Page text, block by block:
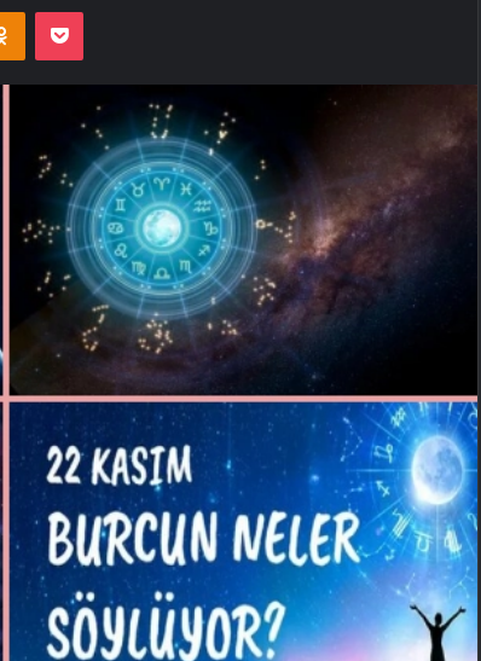
Odnoklassniki
Pocket